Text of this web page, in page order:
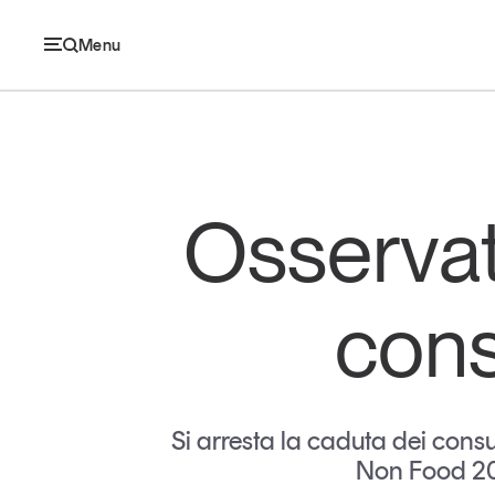
Menu
Economia e consumi
Retail e brandSi arresta la caduta dei
Non Food